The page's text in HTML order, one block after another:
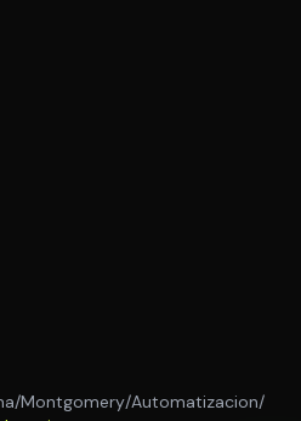
/Montgomery/Automatizacion/